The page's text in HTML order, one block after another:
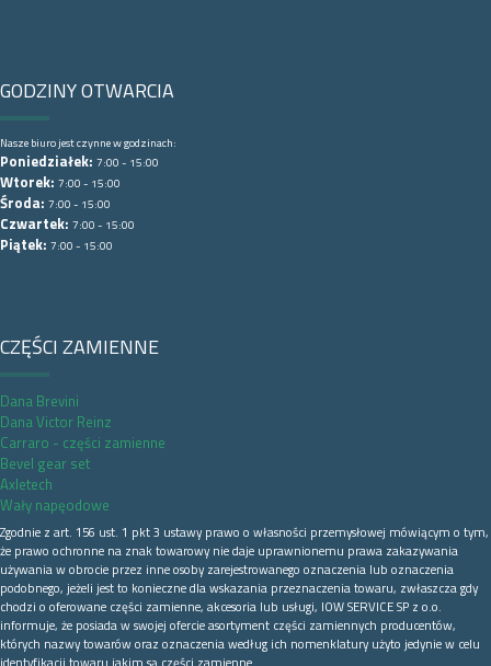
GODZINY OTWARCIA
Nasze biuro jest czynne w godzinach:
Poniedziałek: 7:00 - 15:00
Wtorek: 7:00 - 15:00
Środa: 7:00 - 15:00
Czwartek: 7:00 - 15:00
Piątek: 7:00 - 15:00
CZĘŚCI ZAMIENNE
Dana Brevini
Dana Victor Reinz
Carraro - części zamienne
Bevel gear set
Axletech
Wały napęodowe
Zgodnie z art. 156 ust. 1 pkt 3 ustawy prawo o własności przemysłowej mówiącym o tym,
że prawo ochronne na znak towarowy nie daje uprawnionemu prawa zakazywania
używania w obrocie przez inne osoby zarejestrowanego oznaczenia lub oznaczenia
podobnego, jeżeli jest to konieczne dla wskazania przeznaczenia towaru, zwłaszcza gdy
chodzi o oferowane części zamienne, akcesoria lub usługi, IOW SERVICE SP z o.o.
informuje, że posiada w swojej ofercie asortyment części zamiennych producentów,
których nazwy towarów oraz oznaczenia według ich nomenklatury użyto jedynie w celu